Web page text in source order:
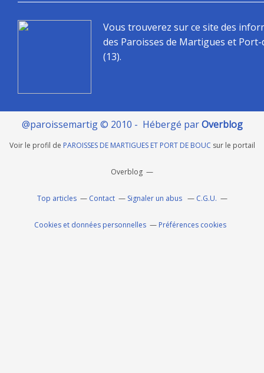
Vous trouverez sur ce site des
des Paroisses de Martigues et
(13).
@paroissemartig © 2010 - Hébergé parOverblog
Voir le profil de PAROISSES DE MARTIGUES ET PORT DE BOUC sur le portail
Overblog
Top articles Contact Signaler un abus C.G.U.
Cookies et données personnelles Préférences cookies